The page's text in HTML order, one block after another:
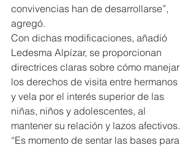
convivencias han de desarrollarse”,
agregó.
Con dichas modificaciones, añadió
Ledesma Alpízar, se proporcionan
directrices claras sobre cómo manejar
los derechos de visita entre hermanos
y vela por el interés superior de las
niñas, niños y adolescentes, al
mantener su relación y lazos afectivos.
“Es momento de sentar las bases para